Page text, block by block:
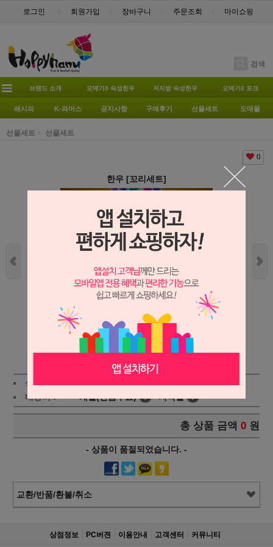
로그인 회원가입 장바구니 주문조회 마이쇼핑
검색
브랜드 소개 오메가3 숙성한우 저지방 숙성한우 오메가3 포크
레시피 K-파머스 공지사항 구매후기 선물세트 도매몰
선물세트 선물세트
0
한우 [꼬리세트]
상품가 :
배송비 : 개별(단품무료) ! 지역별 !
총 상품 금액 0 원
- 상품이 품절되었습니다. -
교환/반품/환불/취소
상점정보 PC버젼 이용안내 고객센터 커뮤니티